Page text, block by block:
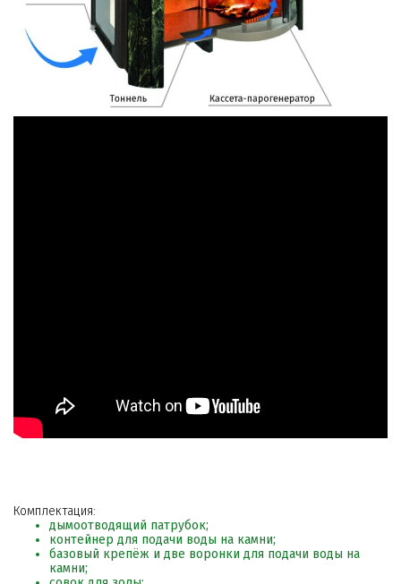
Комплектация:
дымоотводящий патрубок;
контейнер для подачи воды на камни;
базовый крепёж и две воронки для подачи воды на
камни;